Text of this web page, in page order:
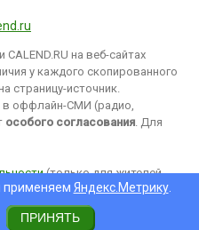
на веб-сайтах
у каждого скопированного
страницу-источник.
в оффлайн-СМИ (радио,
особого согласования. Для
(только для жителей
применяем Яндекс.Метрику.
ПРИНЯТЬ